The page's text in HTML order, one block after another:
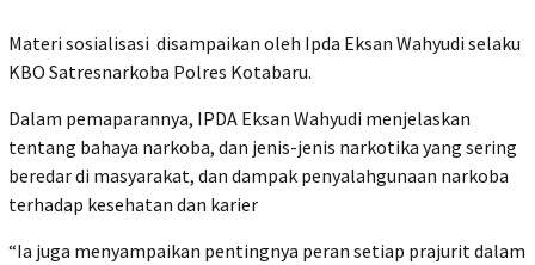
Materi sosialisasi disampaikan oleh Ipda Eksan Wahyudi selaku
KBO Satresnarkoba Polres Kotabaru.
Dalam pemaparannya, IPDA Eksan Wahyudi menjelaskan
tentang bahaya narkoba, dan jenis-jenis narkotika yang sering
beredar di masyarakat, dan dampak penyalahgunaan narkoba
terhadap kesehatan dan karier
“Ia juga menyampaikan pentingnya peran setiap prajurit dalam